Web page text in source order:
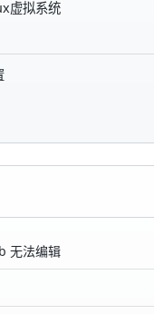
虚拟系统
无法编辑